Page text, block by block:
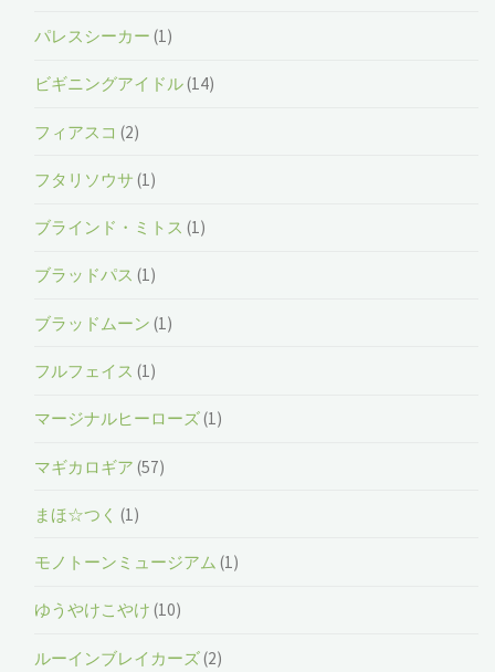
パレスシーカー (1)
ビギニングアイドル(14)
フィアスコ (2)
フタリソウサ (1)
ブラインド・ミトス (1)
ブラッドパス (1)
ブラッドムーン (1)
フルフェイス (1)
マージナルヒーローズ(1)
マギカロギア (57)
まほ☆つく (1)
モノトーンミュージアム (1)
ゆうやけこやけ (10)
ルーインブレイカーズ(2)